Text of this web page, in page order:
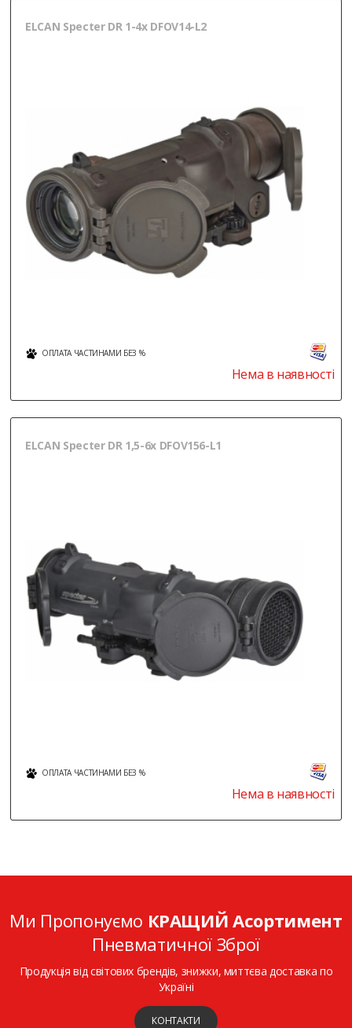
ELCAN Specter DR 1-4x DFOV14-L2
ОПЛАТА ЧАСТИНАМИ БЕЗ %
Нема в наявності
ELCAN Specter DR 1,5-6x DFOV156-L1
ОПЛАТА ЧАСТИНАМИ БЕЗ %
Нема в наявності
Ми Пропонуємо КРАЩИЙ Асортимент
Пневматичної Зброї
Продукція від світових брендів, знижки, миттєва доставка по
Україні
КОНТАКТИ